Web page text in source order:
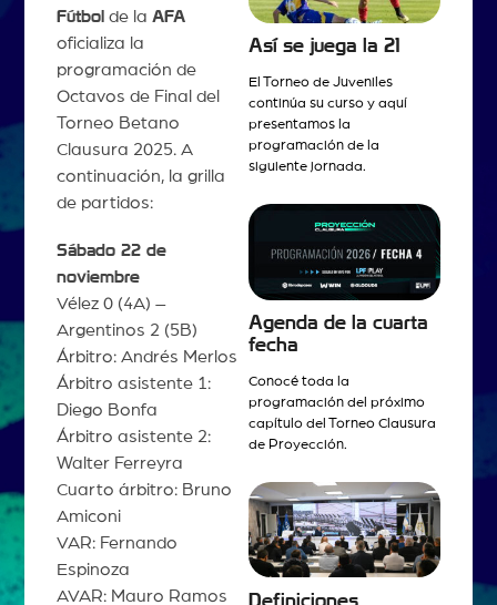
Fútbol de la AFA
oficializa la
programación de
Octavos de Final del
Torneo Betano
Clausura 2025. A
continuación, la grilla
de partidos:
Sábado 22 de
noviembre
Vélez 0 (4A) –
Argentinos 2 (5B)
Árbitro: Andrés Merlos
Árbitro asistente 1:
Diego Bonfa
Árbitro asistente 2:
Walter Ferreyra
Cuarto árbitro: Bruno
Amiconi
VAR: Fernando
Espinoza
AVAR: Mauro Ramos
Así se juega la 21
El Torneo de Juveniles
continúa su curso y aquí
presentamos la
programación de la
siguiente jornada.
Agenda de la cuarta
fecha
Conocé toda la
programación del próximo
capítulo del Torneo Clausura
de Proyección.
Definiciones